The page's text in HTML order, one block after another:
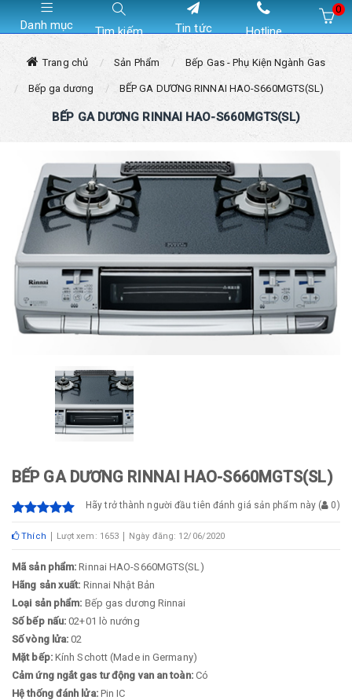
Danh mục Tìm kiếm Tin tức Hotline
0
Trang chủ Sản Phẩm Bếp Gas - Phụ Kiện Ngành Gas
Bếp ga dương BẾP GA DƯƠNG RINNAI HAO-S660MGTS(SL)
BẾP GA DƯƠNG RINNAI HAO-S660MGTS(SL)
BẾP GA DƯƠNG RINNAI HAO-S660MGTS(SL)
Hãy trở thành người đầu tiên đánh giá sản phẩm này ( 0)
Thích Lượt xem: 1653 Ngày đăng: 12/06/2020
Mã sản phẩm:Rinnai HAO-S660MGTS(SL)
Hãng sản xuất: Rinnai Nhật Bản
Loại sản phẩm: Bếp gas dương Rinnai
Số bếp nấu:02+01 lò nướng
Số vòng lửa: 02
Mặt bếp:Kính Schott (Made in Germany)
Cảm ứng ngắt gas tư động van an toàn: Có
Hệ thống đánh lửa: Pin IC